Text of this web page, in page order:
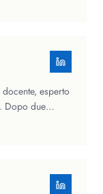
esperto
Dopo due